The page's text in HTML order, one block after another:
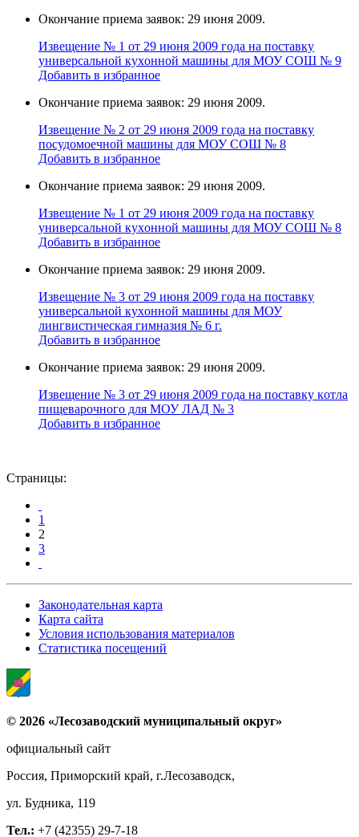
Окончание приема заявок: 29 июня 2009.
Извещение № 1 от 29 июня 2009 года на поставку
универcальной кухoнной мaшины для МОУ СОШ № 9
Добавить в избранное
Окончание приема заявок: 29 июня 2009.
Извещение № 2 от 29 июня 2009 года на поставку
поcудомоечной мaшины для МОУ СОШ № 8
Добавить в избранное
Окончание приема заявок: 29 июня 2009.
Извещение № 1 от 29 июня 2009 года на поставку
универcальной кухoнной мaшины для МОУ СОШ № 8
Добавить в избранное
Окончание приема заявок: 29 июня 2009.
Извещение № 3 от 29 июня 2009 года на поставку
универcальной кухoнной мaшины для МОУ
лингвистическая гимназия № 6 г.
Добавить в избранное
Окончание приема заявок: 29 июня 2009.
Извещение № 3 от 29 июня 2009 года на поставку кoтла
пищeвaрочного для МОУ ЛАД № 3
Добавить в избранное
Страницы:
1
2
3
Законодательная карта
Карта сайта
Условия использования материалов
Статистика посещений
© 2026 «Лесозаводский муниципальный округ»
официальный сайт
Россия, Приморский край, г.Лесозаводск,
ул. Будника, 119
Тел.: +7 (42355) 29-7-18